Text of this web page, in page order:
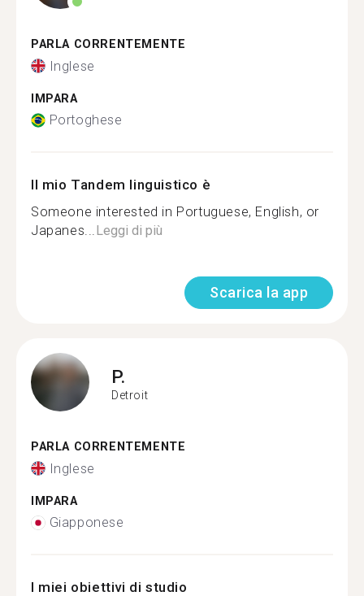
PARLA CORRENTEMENTE
Inglese
IMPARA
Portoghese
Il mio Tandem linguistico è
Someone interested in Portuguese, English, or
Japanes...Leggi di più
Scarica la app
P.
Detroit
PARLA CORRENTEMENTE
Inglese
IMPARA
Giapponese
I miei obiettivi di studio